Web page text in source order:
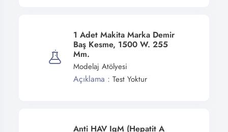
1 Adet Makita Marka Demir
Baş Kesme, 1500 W. 255
Mm.
Modelaj Atölyesi
Açıklama : Test Yoktur
Anti HAV IgM (Hepatit A